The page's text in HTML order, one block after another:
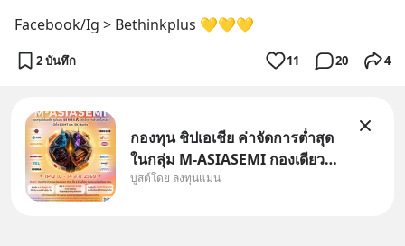
Facebook/Ig > Bethinkplus 💛💛💛
2 บันทึก 11 20 4
กองทุน ชิปเอเชีย ค่าจัดการต่ำสุด
ในกลุ่ม M-ASIASEMI กองเดียว
ครบ มีทั้ง CXMT จากจีน TSMC
บูสต์โดย ลงทุนแมน